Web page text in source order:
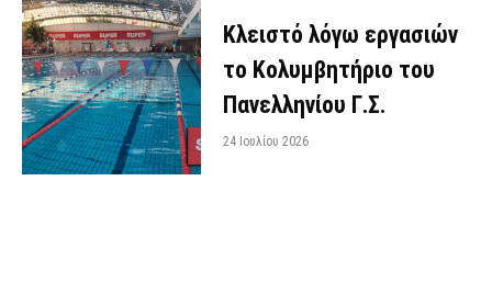
Κλειστό λόγω εργασιών
το Κολυμβητήριο του
Πανελληνίου Γ.Σ.
24 Ιουλίου 2026